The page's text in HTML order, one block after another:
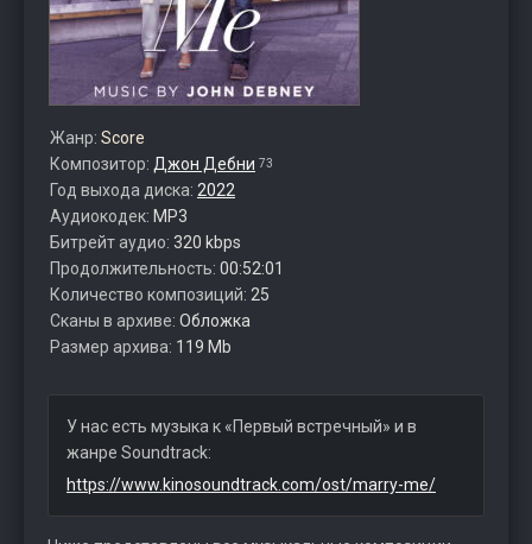
Жанр: Score
Композитор: Джон Дебни 73
Год выхода диска: 2022
Аудиокодек: MP3
Битрейт аудио: 320 kbps
Продолжительность: 00:52:01
Количество композиций: 25
Сканы в архиве: Обложка
Размер архива: 119 Mb
У нас есть музыка к «Первый встречный» и в
жанре Soundtrack:
https://www.kinosoundtrack.com/ost/marry-me/